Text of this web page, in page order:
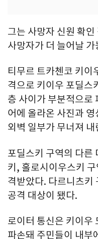
그는 사망자 신원 확
사망자가 더 늘어날
티무르 트카첸코 키이
격으로 키이우 포딜
층 사이가 부분적으로
어에 올라온 사진과
외벽 일부가 무너져
포딜스키 구역의 다른
키, 홀로시이우스키
격받았다. 다르니츠키
공격 대상이 됐다.
로이터 통신은 키이우
파손돼 주민들이 내부